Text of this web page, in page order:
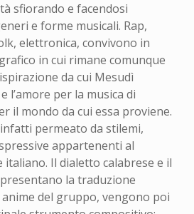
sfiorando e facendosi
e forme musicali. Rap,
elettronica, convivono in
in cui rimane comunque
da cui Mesudì
l’amore per la musica di
il mondo da cui essa proviene.
permeato da stilemi,
appartenenti al
Il dialetto calabrese e il
la traduzione
del gruppo, vengono poi